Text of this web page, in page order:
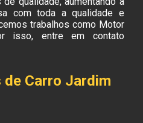
com toda a qualidade e
trabalhos como Motor
isso, entre em contato
de Carro Jardim